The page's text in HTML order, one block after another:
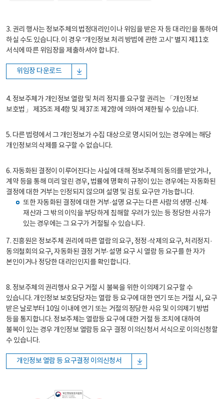
3. 권리 행사는 정보주체의 법정대리인이나 위임을 받은 자 등 대리인을 통하여
하실 수도 있습니다. 이 경우 “개인정보 처리 방법에 관한 고시” 별지 제11호
서식에 따른 위임장을 제출하셔야 합니다.
위임장 다운로드
4. 정보주체가 개인정보 열람 및 처리 정지를 요구할 권리는 「개인정보
보호법」 제35조 제4항 및 제37조 제2항에 의하여 제한될 수 있습니다.
5. 다른 법령에서 그 개인정보가 수집 대상으로 명시되어 있는 경우에는 해당
개인정보의 삭제를 요구할 수 없습니다.
6. 자동화된 결정이 이루어진다는 사실에 대해 정보주체의 동의를 받았거나,
계약 등을 통해 미리 알린 경우, 법률에 명확히 규정이 있는 경우에는 자동화된
결정에 대한 거부는 인정되지 않으며 설명 및 검토 요구만 가능합니다.
또한 자동화된 결정에 대한 거부·설명 요구는 다른 사람의 생명·신체·
재산과 그 밖의 이익을 부당하게 침해할 우려가 있는 등 정당한 사유가
있는 경우에는 그 요구가 거절될 수 있습니다.
7. 진흥원은 정보주체 권리에 따른 열람의 요구, 정정·삭제의 요구, 처리정지·
동의철회의 요구, 자동화된 결정 거부·설명 요구 시 열람 등 요구를 한 자가
본인이거나 정당한 대리인인지를 확인합니다.
8. 정보주체의 권리행사 요구 거절 시 불복을 위한 이의제기 요구할 수
있습니다. 개인정보 보호담당자는 열람 등 요구에 대한 연기 또는 거절 시, 요구
받은 날로부터 10일 이내에 연기 또는 거절의 정당한 사유 및 이의제기 방법
등을 통지합니다. 정보주체는 열람등 요구에 대한 거절 등 조치에 대하여
불복이 있는 경우 개인정보 열람등 요구 결정 이의신청서 서식으로 이의신청할
수 있습니다.
개인정보 열람 등 요구결정 이의신청서